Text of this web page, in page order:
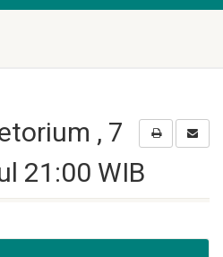
, 7
21:00 WIB